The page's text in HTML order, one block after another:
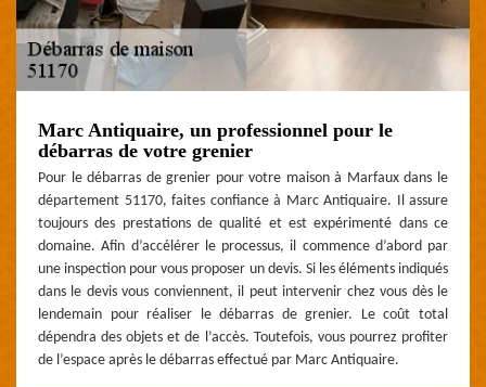
Marc Antiquaire, un professionnel pour le
débarras de votre grenier
Pour le débarras de grenier pour votre maison à Marfaux dans le
département 51170, faites confiance à Marc Antiquaire. Il assure
toujours des prestations de qualité et est expérimenté dans ce
domaine. Afin d’accélérer le processus, il commence d’abord par
une inspection pour vous proposer un devis. Si les éléments indiqués
dans le devis vous conviennent, il peut intervenir chez vous dès le
lendemain pour réaliser le débarras de grenier. Le coût total
dépendra des objets et de l’accès. Toutefois, vous pourrez profiter
de l’espace après le débarras effectué par Marc Antiquaire.